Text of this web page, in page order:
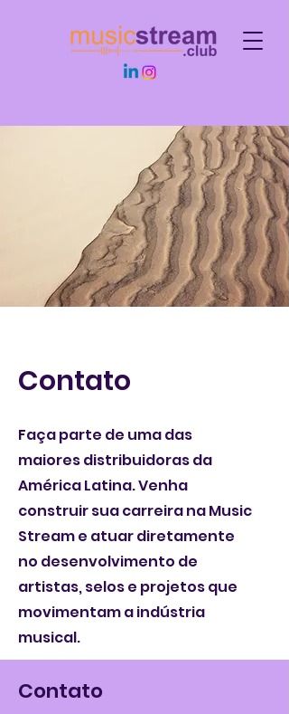
Contato
Faça parte de uma das
maiores distribuidoras da
América Latina. Venha
construir sua carreira na Music
Stream e atuar diretamente
no desenvolvimento de
artistas, selos e projetos que
movimentam a indústria
musical.
Contato